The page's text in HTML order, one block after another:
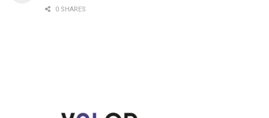
0 SHARES